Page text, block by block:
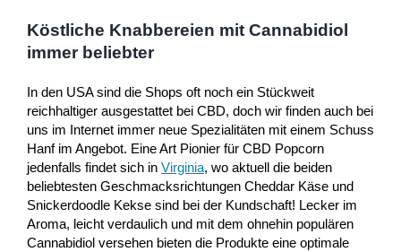
Köstliche Knabbereien mit Cannabidiol
immer beliebter
In den USA sind die Shops oft noch ein Stückweit
reichhaltiger ausgestattet bei CBD, doch wir finden auch bei
uns im Internet immer neue Spezialitäten mit einem Schuss
Hanf im Angebot. Eine Art Pionier für CBD Popcorn
jedenfalls findet sich in Virginia, wo aktuell die beiden
beliebtesten Geschmacksrichtungen Cheddar Käse und
Snickerdoodle Kekse sind bei der Kundschaft! Lecker im
Aroma, leicht verdaulich und mit dem ohnehin populären
Cannabidiol versehen bieten die Produkte eine optimale